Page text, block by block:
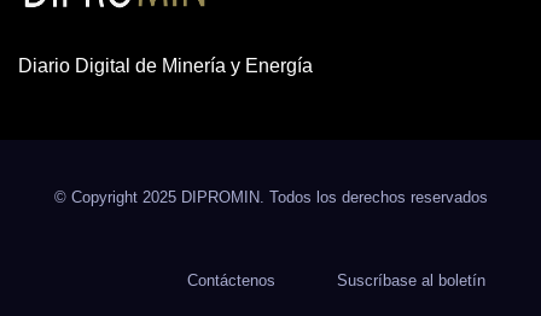
Diario Digital de Minería y Energía
© Copyright 2025 DIPROMIN. Todos los derechos reservados
Contáctenos Suscríbase al boletín